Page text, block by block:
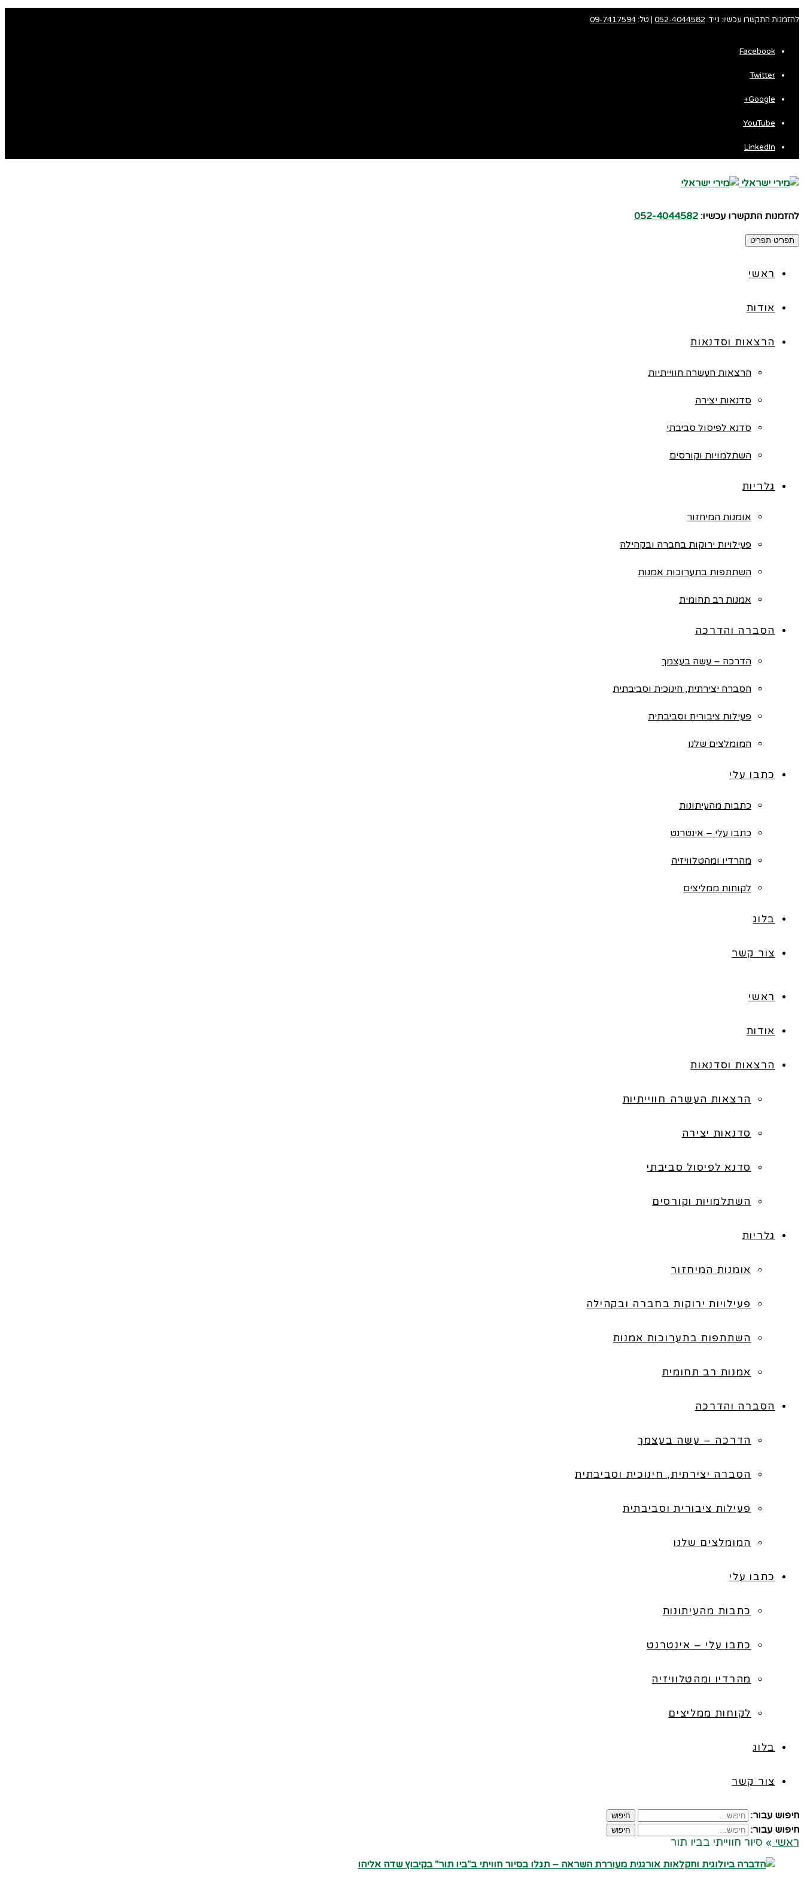
להזמנות התקשרו עכשיו: נייד: 052-4044582 | טל:09-7417594
Facebook
Twitter
Google+
YouTube
LinkedIn
להזמנות התקשרו עכשיו: 052-4044582
תפריט תפריט
ראשי
אודות
הרצאות וסדנאות
הרצאות העשרה חווייתיות
סדנאות יצירה
סדנא לפיסול סביבתי
השתלמויות וקורסים
גלריות
אומנות המיחזור
פעילויות ירוקות בחברה ובקהילה
השתתפות בתערוכות אמנות
אמנות רב תחומית
הסברה והדרכה
הדרכה – עשה בעצמך
הסברה יצירתית, חינוכית וסביבתית
פעילות ציבורית וסביבתית
המומלצים שלנו
כתבו עלי
כתבות מהעיתונות
כתבו עלי – אינטרנט
מהרדיו ומהטלוויזיה
לקוחות ממליצים
בלוג
צור קשר
ראשי
אודות
הרצאות וסדנאות
הרצאות העשרה חווייתיות
סדנאות יצירה
סדנא לפיסול סביבתי
השתלמויות וקורסים
גלריות
אומנות המיחזור
פעילויות ירוקות בחברה ובקהילה
השתתפות בתערוכות אמנות
אמנות רב תחומית
הסברה והדרכה
הדרכה – עשה בעצמך
הסברה יצירתית, חינוכית וסביבתית
פעילות ציבורית וסביבתית
המומלצים שלנו
כתבו עלי
כתבות מהעיתונות
כתבו עלי – אינטרנט
מהרדיו ומהטלוויזיה
לקוחות ממליצים
בלוג
צור קשר
חיפוש עבור: חיפוש
חיפוש עבור: חיפוש
ראשי » סיור חווייתי בביו תור